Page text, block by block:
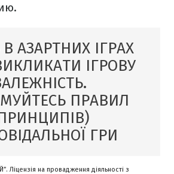
АЗАРТНИХ ІГРАХ
ІГРОВУ
ПРАВИЛ
ГРИ
Ліцензія на провадження діяльності з